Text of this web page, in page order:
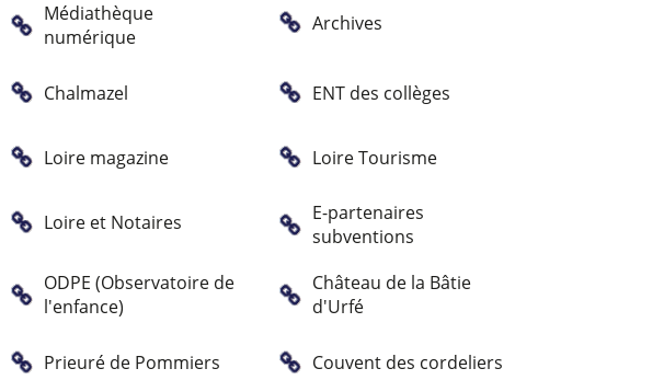
Médiathèque
numérique
Archives
Chalmazel ENT des collèges
Loire magazine Loire Tourisme
Loire et Notaires
E-partenaires
subventions
ODPE (Observatoire de
l'enfance)
Château de la Bâtie
d'Urfé
Prieuré de Pommiers Couvent des cordeliers